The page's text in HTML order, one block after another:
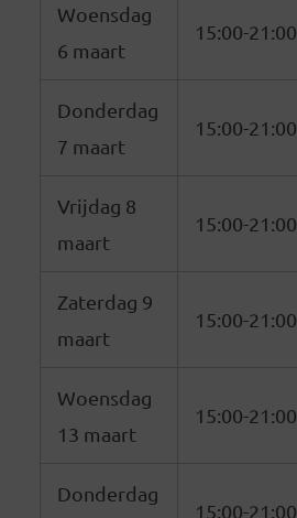
Woensdag
6 maart
15:00-21:00
Donderdag
7 maart
15:00-21:00
Vrijdag 8
maart
15:00-21:00
Zaterdag 9
maart
15:00-21:00
Woensdag
13 maart
15:00-21:00
Donderdag
15:00-21:00